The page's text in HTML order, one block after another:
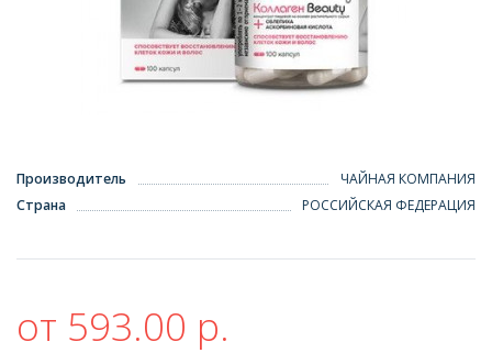
Производитель
ЧАЙНАЯ КОМПАНИЯ
Страна
РОССИЙСКАЯ ФЕДЕРАЦИЯ
от 593.00 р.